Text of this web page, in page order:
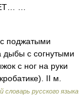
…
поджатыми
с согнутыми
с ног на руки
II м.
русского языка